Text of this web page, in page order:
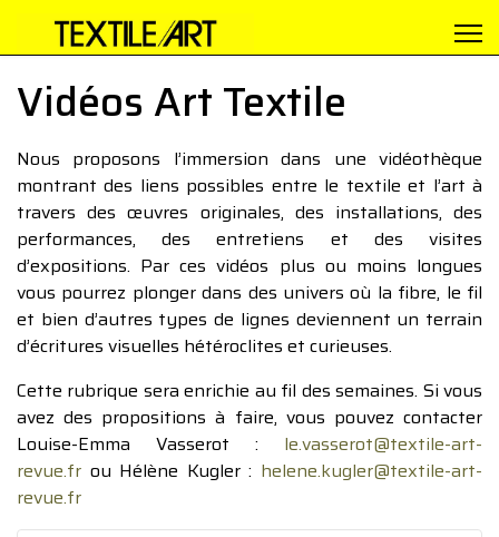
Vidéos Art Textile
Nous proposons l’immersion dans une vidéothèque
montrant des liens possibles entre le textile et l’art à
travers des œuvres originales, des installations, des
performances, des entretiens et des visites
d’expositions. Par ces vidéos plus ou moins longues
vous pourrez plonger dans des univers où la fibre, le fil
et bien d’autres types de lignes deviennent un terrain
d’écritures visuelles hétéroclites et curieuses.
Cette rubrique sera enrichie au fil des semaines. Si vous
avez des propositions à faire, vous pouvez contacter
Louise-Emma Vasserot : le.vasserot@textile-art-
revue.fr ou Hélène Kugler : helene.kugler@textile-art-
revue.fr